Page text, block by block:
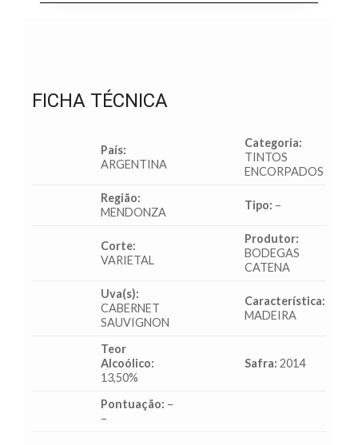
FICHA TÉCNICA
País:
ARGENTINA
Categoria:
TINTOS
ENCORPADOS
Região:
MENDONZA
Tipo: –
Corte:
VARIETAL
Produtor:
BODEGAS
CATENA
Uva(s):
CABERNET
SAUVIGNON
Característica:
MADEIRA
Teor
Alcoólico:
13,50%
Safra: 2014
Pontuação: –
–